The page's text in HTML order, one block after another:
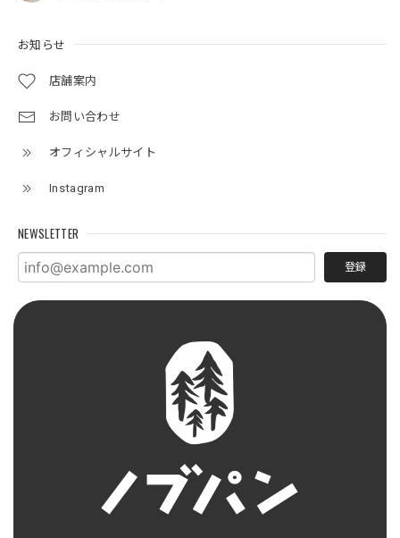
お知らせ
店舗案内
お問い合わせ
オフィシャルサイト
Instagram
NEWSLETTER
登録